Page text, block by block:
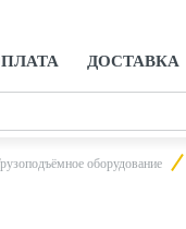
ДОСТАВКА
оборудование